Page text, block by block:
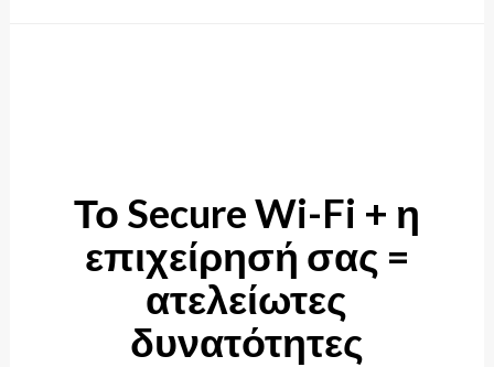
Το Secure Wi-Fi + η
επιχείρησή σας =
ατελείωτες
δυνατότητες